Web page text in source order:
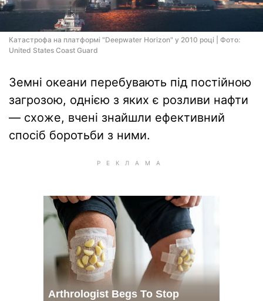
Катастрофа на платформі "Deepwater Horizon" у 2010 році | Фото:
United States Coast Guard
Земні океани перебувають під постійною
загрозою, однією з яких є розливи нафти
— схоже, вчені знайшли ефективний
спосіб боротьби з ними.